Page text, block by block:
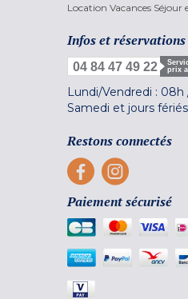
Location Vacances Séjour
Infos et réservations
04 84 47 49 22
prix
Lundi/Vendredi : 08h
Samedi et jours
Restons connectés
Paiement sécurisé